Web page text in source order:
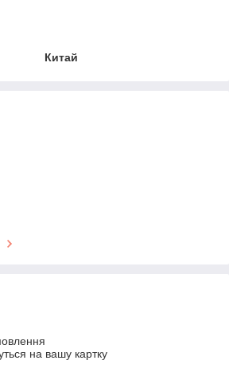
Китай
на вашу картку